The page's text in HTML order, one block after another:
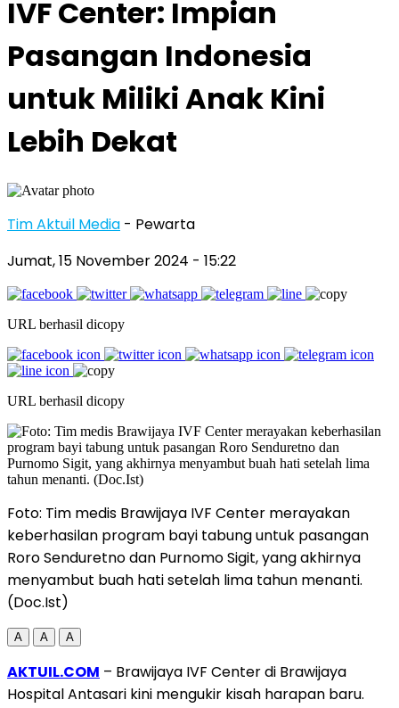
IVF Center: Impian
Pasangan Indonesia
untuk Miliki Anak Kini
Lebih Dekat
Tim Aktuil Media - Pewarta
Jumat, 15 November 2024 - 15:22
URL berhasil dicopy
URL berhasil dicopy
Foto: Tim medis Brawijaya IVF Center merayakan
keberhasilan program bayi tabung untuk pasangan
Roro Senduretno dan Purnomo Sigit, yang akhirnya
menyambut buah hati setelah lima tahun menanti.
(Doc.Ist)
A A A
AKTUIL.COM – Brawijaya IVF Center di Brawijaya
Hospital Antasari kini mengukir kisah harapan baru.